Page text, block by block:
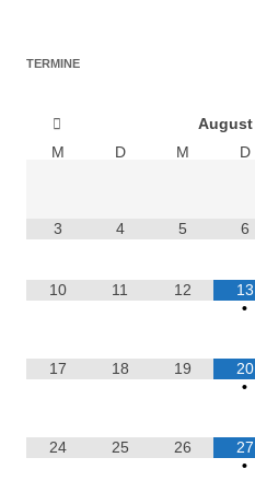
TERMINE
August
M
D M D
3 4 5 6
10 11 12
13
•
17 18 19
20
•
24 25 26
27
•